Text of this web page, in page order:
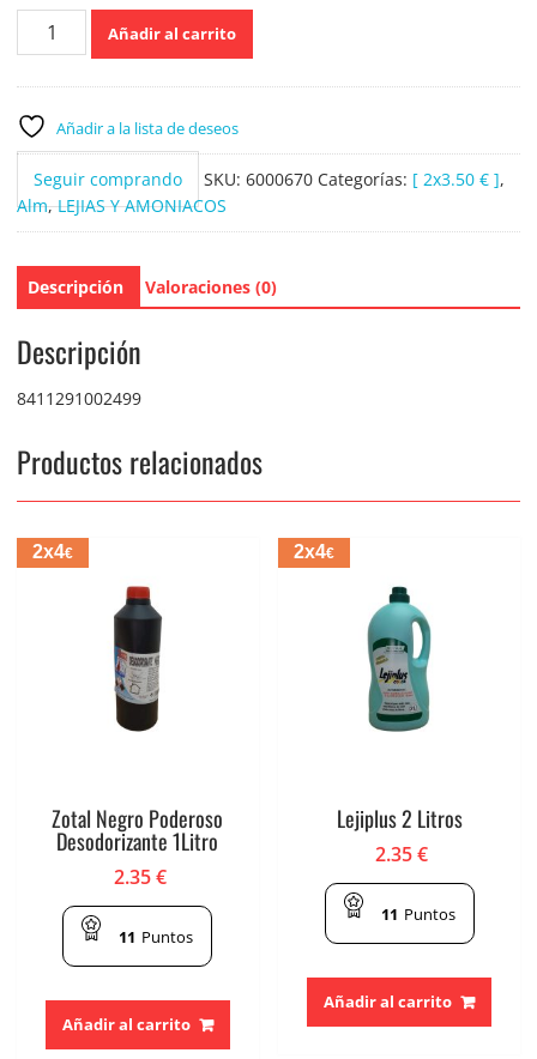
Racequi
Lejia
Litros
cantidad
Añadir al carrito
Añadir a la lista de deseos
Seguir comprando SKU: 6000670 Categorías: [ 2x3.50 € ],
Alm,LEJIAS Y AMONIACOS
Descripción Valoraciones (0)
Descripción
8411291002499
Productos relacionados
2x4€
Zotal Negro Poderoso
Desodorizante 1Litro
2.35€
11 Puntos
Añadir al carrito
2x4€
Lejiplus 2 Litros
2.35€
11 Puntos
Añadir al carrito